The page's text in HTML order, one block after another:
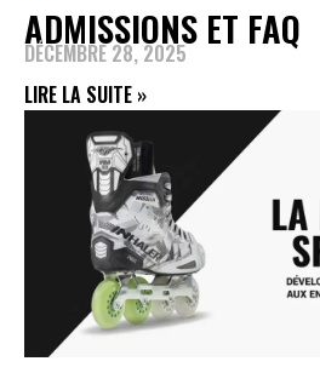
ADMISSIONS ET FAQ
DÉCEMBRE 28, 2025
LIRE LA SUITE »